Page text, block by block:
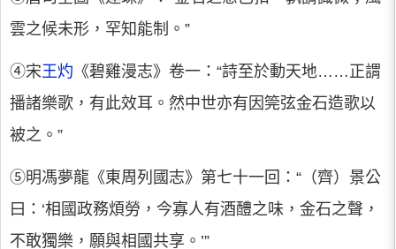
雲之候未形，罕知能制。”
④宋王灼 《碧雞漫志》卷一：“詩至於動天地……正謂
播諸樂歌，有此效耳。然中世亦有因筦弦金石造歌以
被之。”
⑤明馮夢龍《東周列國志》第七十一回：“（齊）景公
曰：‘相國政務煩勞，今寡人有酒醴之味，金石之聲，
不敢獨樂，願與相國共享。’”